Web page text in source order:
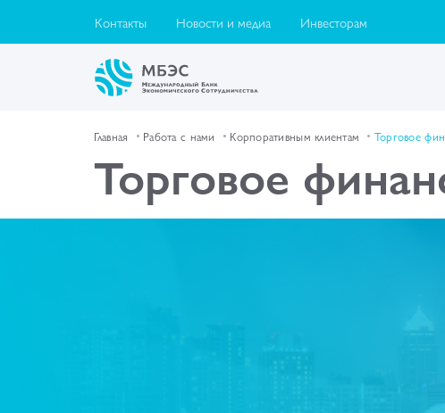
Контакты Новости и медиа Инвесторам
Главная Работа с нами Корпоративным клиентам Торговое
Торговое